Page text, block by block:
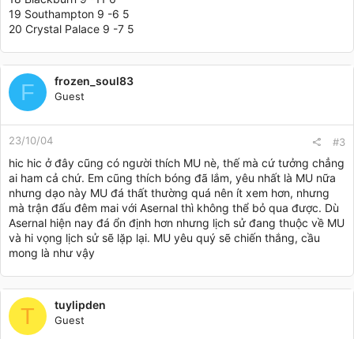
19 Southampton 9 -6 5
20 Crystal Palace 9 -7 5
F frozen_soul83
Guest
23/10/04 #3
hic hic ở đây cũng có người thích MU nè, thế mà cứ tưởng chẳng
ai ham cả chứ. Em cũng thích bóng đã lắm, yêu nhất là MU nữa
nhưng dạo này MU đá thất thường quá nên ít xem hơn, nhưng
mà trận đấu đêm mai với Asernal thì không thể bỏ qua được. Dù
Asernal hiện nay đá ổn định hơn nhưng lịch sử đang thuộc về MU
và hi vọng lịch sử sẽ lặp lại. MU yêu quý sẽ chiến thắng, cầu
mong là như vậy
T tuylipden
Guest